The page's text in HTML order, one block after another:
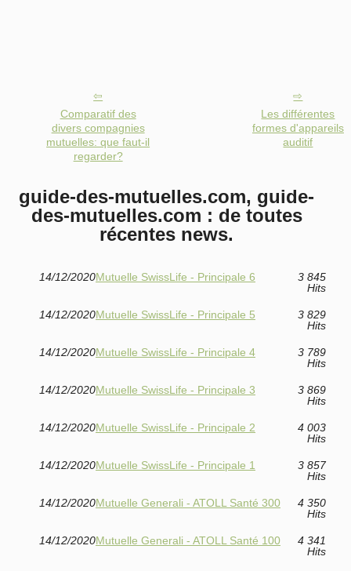
Comparatif des
divers compagnies
mutuelles: que faut-il
regarder?
Les différentes
formes d'appareils
auditif
guide-des-mutuelles.com, guide-
des-mutuelles.com : de toutes
récentes news.
14/12/2020Mutuelle SwissLife - Principale 6
3 845
Hits
14/12/2020Mutuelle SwissLife - Principale 5
3 829
Hits
14/12/2020Mutuelle SwissLife - Principale 4
3 789
Hits
14/12/2020Mutuelle SwissLife - Principale 3
3 869
Hits
14/12/2020Mutuelle SwissLife - Principale 2
4 003
Hits
14/12/2020Mutuelle SwissLife - Principale 1
3 857
Hits
14/12/2020Mutuelle Generali - ATOLL Santé 300
4 350
Hits
14/12/2020Mutuelle Generali - ATOLL Santé 100
4 341
Hits